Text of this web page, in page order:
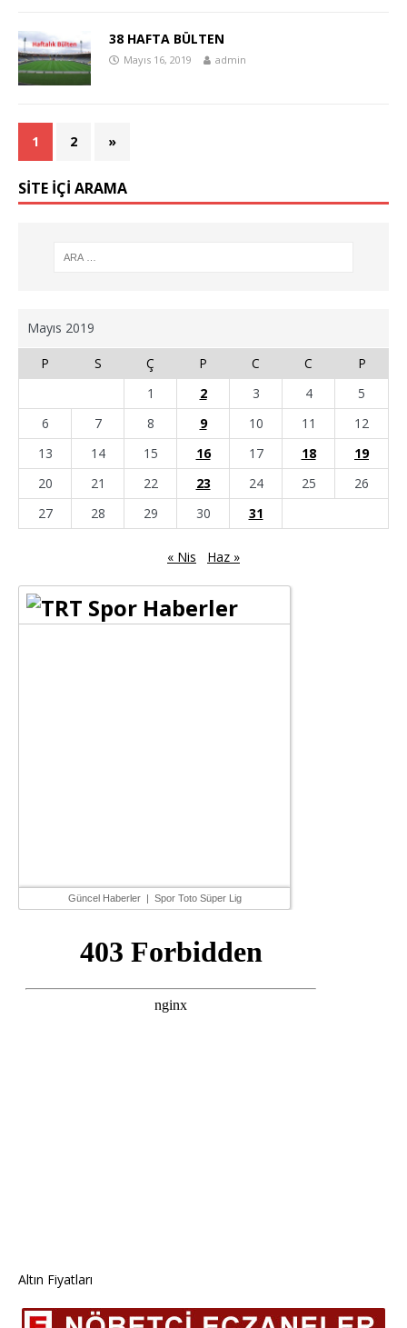
38 HAFTA BÜLTEN
Mayıs 16, 2019 admin
1 2 »
SİTE İÇİ ARAMA
Mayıs 2019
P S Ç P C C
P
1
2 3 4
5
6
7 8 9 10 11
12
13
14 15 16 17 18
19
20
21 22 23 24 25
26
27
28 29 30 31
« Nis Haz »
Güncel Haberler| Spor Toto Süper Lig
Altın Fiyatları